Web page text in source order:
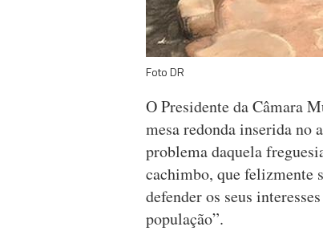
Foto DR
O Presidente da Câmara
mesa redonda inserida no
problema daquela
cachimbo, que felizmente
defender os seus
população”.